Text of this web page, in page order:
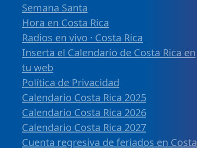
Semana Santa
Hora en Costa Rica
Radios en vivo · Costa Rica
Inserta el Calendario de Costa Rica en
tu web
Política de Privacidad
Calendario Costa Rica 2025
Calendario Costa Rica 2026
Calendario Costa Rica 2027
Cuenta regresiva de feriados en Costa